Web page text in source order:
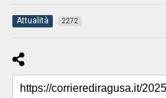
Attualità 2272